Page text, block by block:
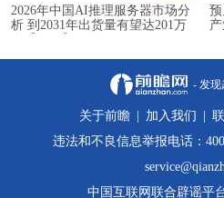
2026年中国AI推理服务器市场分
析 到2031年出货量有望达201万
预
- 发现
关于前瞻 | 加入我们 |
违法和不良信息举报电话：
中国互联网联合辟谣平